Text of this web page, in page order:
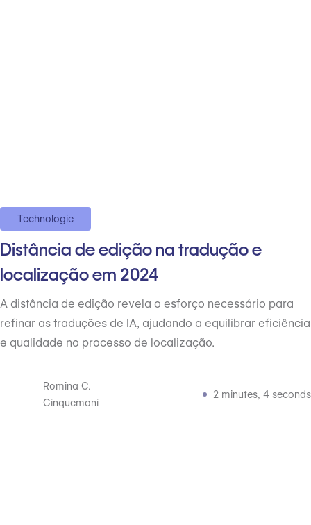
Technologie
Distância de edição na tradução e
localização em 2024
A distância de edição revela o esforço necessário para
refinar as traduções de IA, ajudando a equilibrar eficiência
e qualidade no processo de localização.
Romina C.
Cinquemani
2 minutes, 4 seconds